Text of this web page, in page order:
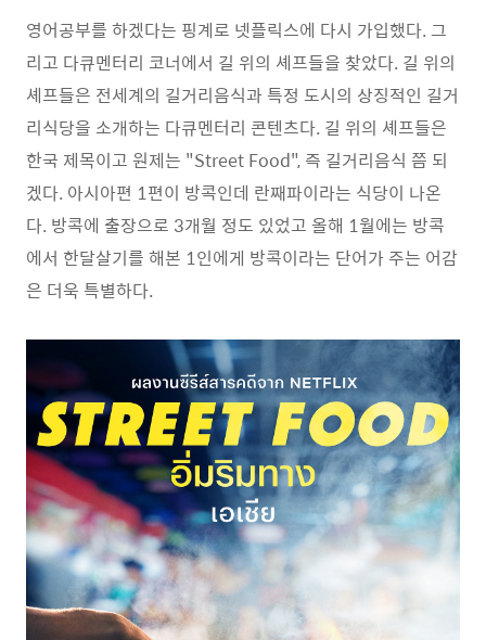
영어공부를 하겠다는 핑계로 넷플릭스에 다시 가입했다. 그
리고 다큐멘터리 코너에서 길 위의 셰프들을 찾았다. 길 위의
셰프들은 전세계의 길거리음식과 특정 도시의 상징적인 길거
리식당을 소개하는 다큐멘터리 콘텐츠다. 길 위의 셰프들은
한국 제목이고 원제는 "Street Food", 즉 길거리음식 쯤 되
겠다. 아시아편 1편이 방콕인데 란째파이라는 식당이 나온
다. 방콕에 출장으로 3개월 정도 있었고 올해 1월에는 방콕
에서 한달살기를 해본 1인에게 방콕이라는 단어가 주는 어감
은 더욱 특별하다.